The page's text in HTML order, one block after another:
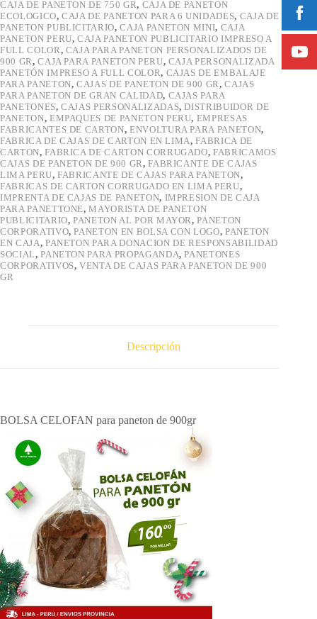
CAJA DE PANETON DE 750 GR, CAJA DE PANETON
ECOLOGICO,CAJA DE PANETON PARA 6 UNIDADES, CAJA DE
PANETON PUBLICITARIO,CAJA PANETON MINI, CAJA
PANETON PERU,CAJA PANETON PUBLICITARIO IMPRESO A
FULL COLOR , CAJA PARA PANETON PERSONALIZADOS DE
900 GR ,CAJA PARA PANETON PERU, CAJA PERSONALIZADA
PANETÓN IMPRESO A FULL COLOR, CAJAS DE EMBALAJE
PARA PANETON,CAJAS DE PANETON DE 900 GR,CAJAS
PARA PANETON DE GRAN CALIDAD, CAJAS PARA
PANETONES,CAJAS PERSONALIZADAS,DISTRIBUIDOR DE
PANETON, EMPAQUES DE PANETON PERU, EMPRESAS
FABRICANTES DE CARTON, ENVOLTURA PARA PANETON,
FABRICA DE CAJAS DE CARTON EN LIMA,FABRICA DE
CARTON,FABRICA DE CARTON CORRUGADO,FABRICAMOS
CAJAS DE PANETON DE 900 GR ,FABRICANTE DE CAJAS
LIMA PERU,FABRICANTE DE CAJAS PARA PANETON,
FABRICAS DE CARTON CORRUGADO EN LIMA PERU,
IMPRENTA DE CAJAS DE PANETON, IMPRESION DE CAJA
PARA PANETTONE,MAYORISTA DE PANETON
PUBLICITARIO,PANETON AL POR MAYOR,PANETON
CORPORATIVO,PANETON EN BOLSA CON LOGO,PANETON
EN CAJA, PANETON PARA DONACION DE RESPONSABILIDAD
SOCIAL,PANETON PARA PROPAGANDA,PANETONES
CORPORATIVOS,VENTA DE CAJAS PARA PANETON DE 900
GR
Descripción
BOLSA CELOFAN para paneton de 900gr